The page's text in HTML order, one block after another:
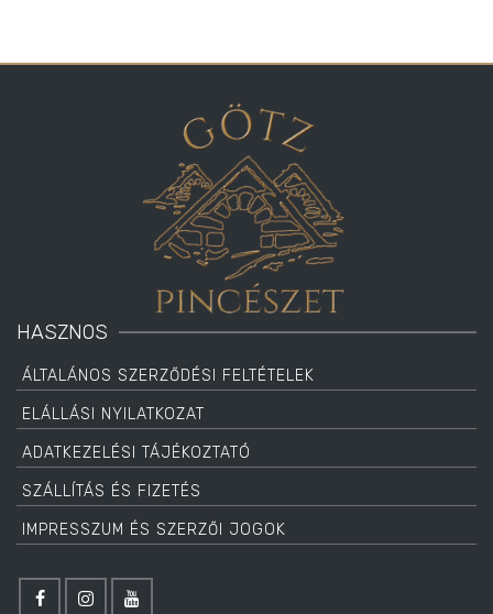
HASZNOS
ÁLTALÁNOS SZERZŐDÉSI FELTÉTELEK
ELÁLLÁSI NYILATKOZAT
ADATKEZELÉSI TÁJÉKOZTATÓ
SZÁLLÍTÁS ÉS FIZETÉS
IMPRESSZUM ÉS SZERZŐI JOGOK